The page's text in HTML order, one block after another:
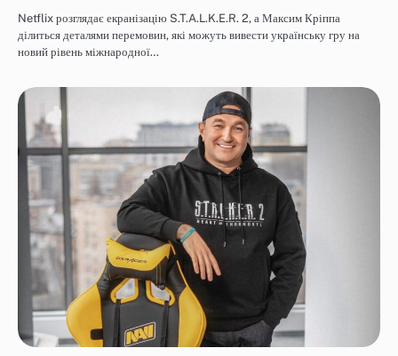
Netflix розглядає екранізацію S.T.A.L.K.E.R. 2, а Максим Кріппа
ділиться деталями перемовин, які можуть вивести українську гру на
новий рівень міжнародної…